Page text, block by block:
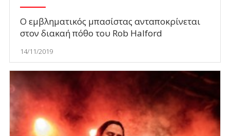
Ο εμβληματικός μπασίστας ανταποκρίνεται
στον διακαή πόθο του Rob Halford
14/11/2019